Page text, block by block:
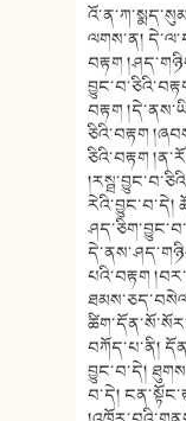
ལགས་ན།
བརྟག
བརྟག
ཅིའི་བརྟག
ཅིའི་བརྟག
རེའི་བྱུང་བ་དེ།
པའི་བརྟག
བཀོད་པ་ནི།
བྱུང་བ་དེ།
བ་དེ།